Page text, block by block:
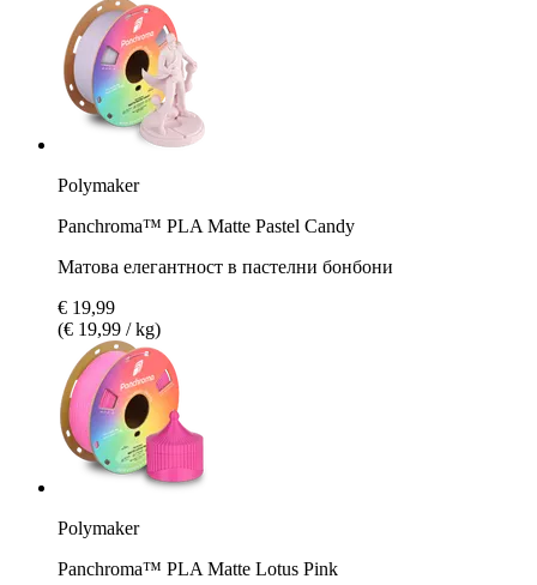
Polymaker
Panchroma™ PLA Matte Pastel Candy
Матова елегантност в пастелни бонбони
€ 19,99
(€ 19,99 / kg)
Polymaker
Panchroma™ PLA Matte Lotus Pink